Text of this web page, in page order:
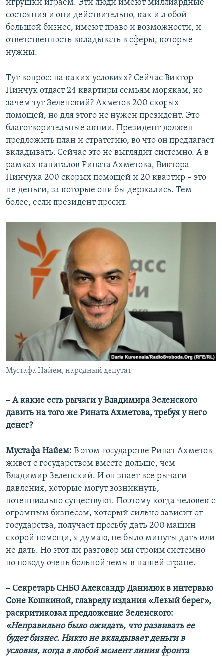
игрушки играем. Эти люди имеют миллиардные
состояния и они действительно, как и любой
большой бизнес, имеют право и возможности, и
ответственность вкладывать в сферы, которые
нужны.
Тут вопрос: на каких условиях? Сейчас Виктор
Пинчук отдаст 24 квартиры семьям морякам, но
зачем тут Зеленский? Ахметов 200 скорых
помощей, но для этого не нужен президент. Это
благотворительные акции. Президент должен
предложить план и стратегию, во что он предлагает
вкладывать. Сейчас это не выглядит системно. А в
рамках капиталов Рината Ахметова, Виктора
Пинчука 200 скорых помощей и 20 квартир – это
не деньги, за которые они бы держались. Тем
более, если президент просит.
Мустафа Найем, народный депутат
– А какие есть рычаги у Владимира Зеленского
давить на того же Рината Ахметова, требуя у него
денег?
Мустафа Найем: В этом государстве Ринат Ахметов
живет с государством вместе дольше, чем
Владимир Зеленский. И он знает все рычаги
давления, которые могут возникнуть,
потенциально существуют. Поэтому когда человек с
огромным бизнесом, который сильно зависит от
государства, получает просьбу дать 200 машин
скорой помощи, я думаю, не было минуты дать или
не дать. Но этот ли разговор мы строим системно
по поводу очень больной темы в нашей стране.
– Секретарь СНБО Александр Данилюк в интервью
Соне Кошкиной, главреду издания «Левый берег»,
раскритиковал предложение Зеленского:
«Неправильно было ожидать, что развивать ее
будет бизнес. Никто не вкладывает деньги в
условия, когда в любой момент линия фронта